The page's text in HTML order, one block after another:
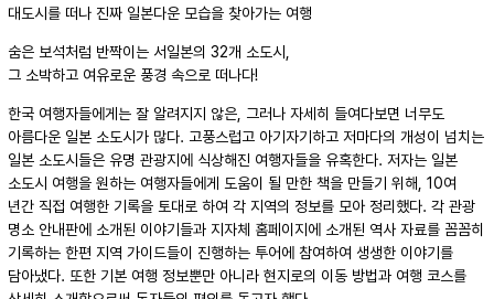
대도시를 떠나 진짜 일본다운 모습을 찾아가는 여행
숨은 보석처럼 반짝이는 서일본의 32개 소도시,
그 소박하고 여유로운 풍경 속으로 떠나다!
한국 여행자들에게는 잘 알려지지 않은, 그러나 자세히 들여다보면 너무도
아름다운 일본 소도시가 많다. 고풍스럽고 아기자기하고 저마다의 개성이 넘치는
일본 소도시들은 유명 관광지에 식상해진 여행자들을 유혹한다. 저자는 일본
소도시 여행을 원하는 여행자들에게 도움이 될 만한 책을 만들기 위해, 10여
년간 직접 여행한 기록을 토대로 하여 각 지역의 정보를 모아 정리했다. 각 관광
명소 안내판에 소개된 이야기들과 지자체 홈페이지에 소개된 역사 자료를 꼼꼼히
기록하는 한편 지역 가이드들이 진행하는 투어에 참여하여 생생한 이야기를
담아냈다. 또한 기본 여행 정보뿐만 아니라 현지로의 이동 방법과 여행 코스를